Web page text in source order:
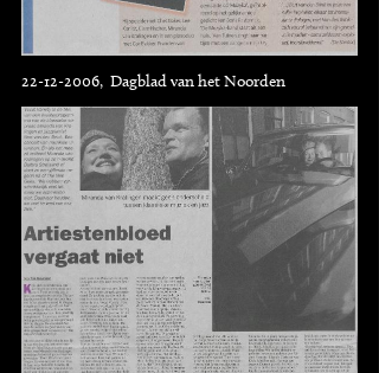
22-12-2006, Dagblad van het Noorden